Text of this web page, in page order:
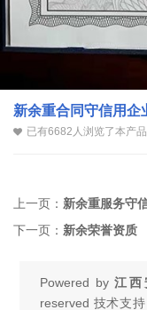
新余重合同守信用企
已有6682人浏览了本产品
上一页： 新余重服务守
下一页： 新余荣誉资质
Powered by江西
reserved 技术支